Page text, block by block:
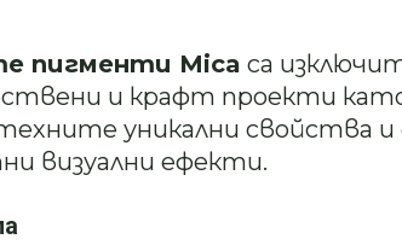
пигменти Mica са
и крафт проекти
уникални свойства
визуални ефекти.